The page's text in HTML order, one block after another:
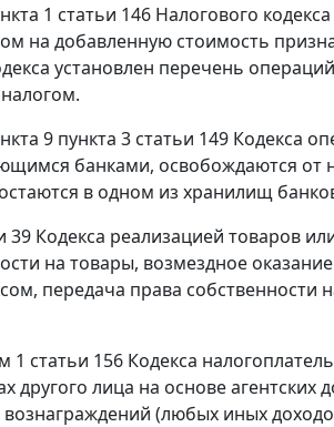
1 статьи 146 Налогового
на добавленную стоимость
установлен перечень
9 пункта 3 статьи 149 Кодекса
банками, освобождаются от
в одном из хранилищ
39 Кодекса реализацией товаров
на товары, возмездное
передача права собственности
1 статьи 156 Кодекса
другого лица на основе
(любых иных